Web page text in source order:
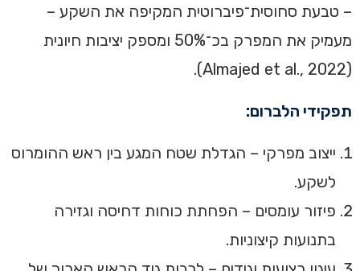
– טבעת סחוסית־פיברוטית המקיפה את השקע –
מעמיק את המפרק בכ־50% ומספק יציבות חיונית
(Almajed et al., 2022).
תפקידי הלברום:
ייצוב מפרקי – הגדלת שטח המגע בין ראש ההומרוס
לשקע.
פיזור עומסים – הפחתת כוחות דחיסה וגזירה
בתנועות קיצוניות.